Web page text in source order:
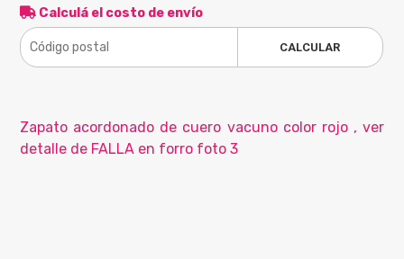
Calculá el costo de envío
CALCULAR
Zapato acordonado de cuero vacuno color rojo , ver
detalle de FALLA en forro foto 3